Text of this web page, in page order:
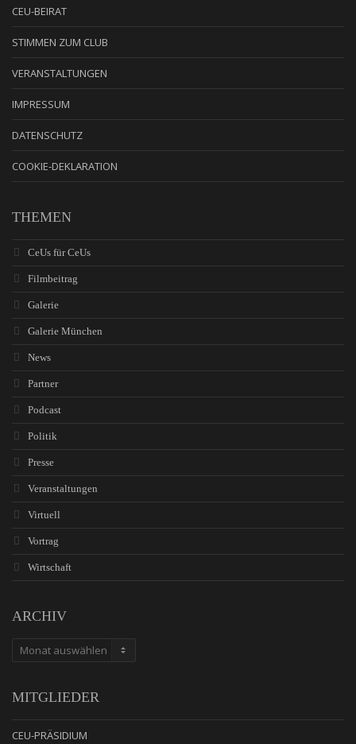
CEU-BEIRAT
STIMMEN ZUM CLUB
VERANSTALTUNGEN
IMPRESSUM
DATENSCHUTZ
COOKIE-DEKLARATION
THEMEN
CeUs für CeUs
Filmbeitrag
Galerie
Galerie München
News
Partner
Podcast
Politik
Presse
Veranstaltungen
Virtuell
Vortrag
Wirtschaft
ARCHIV
ARCHIV
MITGLIEDER
CEU-PRÄSIDIUM